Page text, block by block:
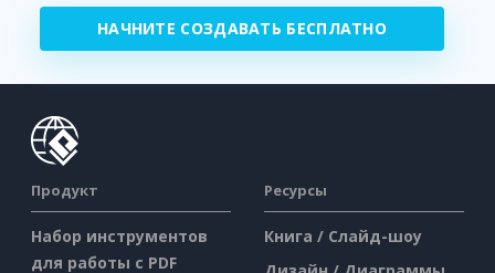
НАЧНИТЕ СОЗДАВАТЬ БЕСПЛАТНО
Продукт
Набор инструментов
для работы с PDF
Ресурсы
Книга / Слайд-шоу